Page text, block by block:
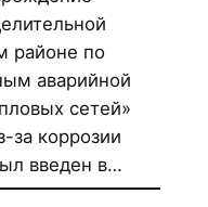
районе по
аварийной
сетей»
за коррозии
введен в…